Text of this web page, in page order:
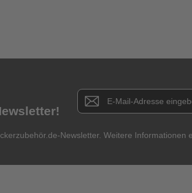
Newsletter E-Mail Adresse
Newsletter. Weitere Informationen